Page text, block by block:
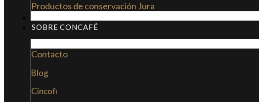
Productos de conservación Jura
SOBRE CONCAFÉ
Contacto
Blog
Cincofi